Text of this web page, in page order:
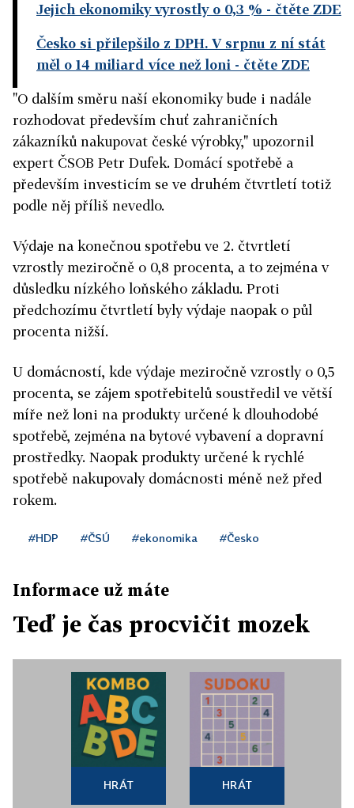
Jejich ekonomiky vyrostly o 0,3 % - čtěte ZDE
Česko si přilepšilo z DPH. V srpnu z ní stát
měl o 14 miliard více než loni - čtěte ZDE
"O dalším směru naší ekonomiky bude i nadále
rozhodovat především chuť zahraničních
zákazníků nakupovat české výrobky," upozornil
expert ČSOB Petr Dufek. Domácí spotřebě a
především investicím se ve druhém čtvrtletí totiž
podle něj příliš nevedlo.
Výdaje na konečnou spotřebu ve 2. čtvrtletí
vzrostly meziročně o 0,8 procenta, a to zejména v
důsledku nízkého loňského základu. Proti
předchozímu čtvrtletí byly výdaje naopak o půl
procenta nižší.
U domácností, kde výdaje meziročně vzrostly o 0,5
procenta, se zájem spotřebitelů soustředil ve větší
míře než loni na produkty určené k dlouhodobé
spotřebě, zejména na bytové vybavení a dopravní
prostředky. Naopak produkty určené k rychlé
spotřebě nakupovaly domácnosti méně než před
rokem.
#HDP #ČSÚ #ekonomika #Česko
Informace už máte
Teď je čas procvičit mozek
HRÁT HRÁT